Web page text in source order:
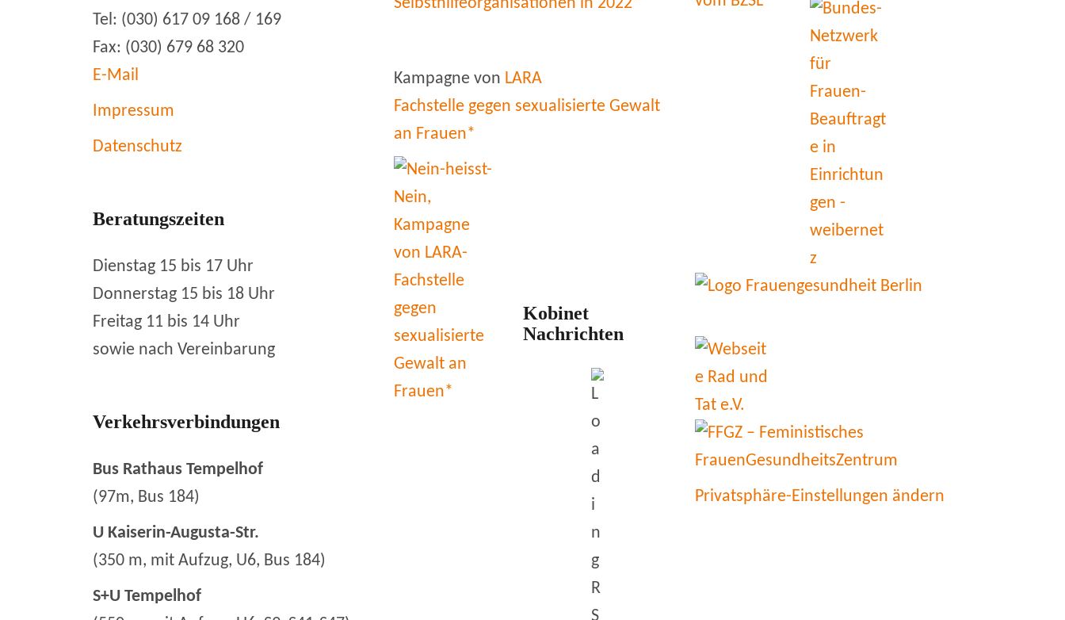
Tel: (030) 617 09 168 / 169
Fax: (030) 679 68 320
E-Mail
Impressum
Datenschutz
Beratungszeiten
Dienstag 15 bis 17 Uhr
Donnerstag 15 bis 18 Uhr
Freitag 11 bis 14 Uhr
sowie nach Vereinbarung
Verkehrsverbindungen
Bus Rathaus Tempelhof
(97m, Bus 184)
U Kaiserin-Augusta-Str.
(350 m, mit Aufzug, U6, Bus 184)
S+U Tempelhof
Kampagne von LARA
Fachstelle gegen sexualisierte Gewalt
an Frauen*
Kobinet
Nachrichten
Privatsphäre-Einstellungen ändern